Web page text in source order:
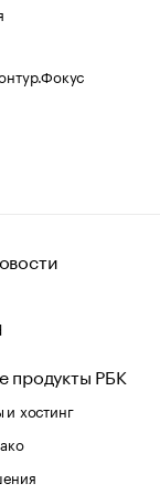
продукты РБК
хостинг